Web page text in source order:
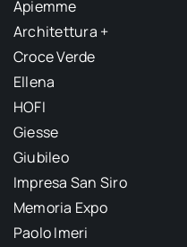
Apiemme
Architettura +
Croce Verde
Ellena
HOFI
Giesse
Giubileo
Impresa San Siro
Memoria Expo
Paolo Imeri